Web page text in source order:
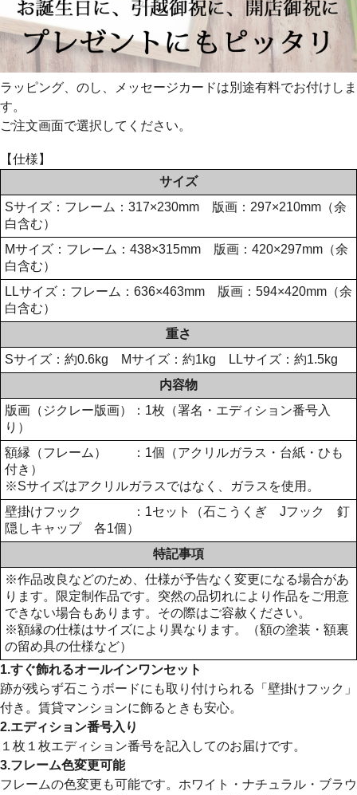
ラッピング、のし、メッセージカードは別途有料でお付けしま
す。
ご注文画面で選択してください。
【仕様】
サイズ
Sサイズ：フレーム：317×230mm 版画：297×210mm（余
白含む）
Mサイズ：フレーム：438×315mm 版画：420×297mm（余
白含む）
LLサイズ：フレーム：636×463mm 版画：594×420mm（余
白含む）
重さ
Sサイズ：約0.6kg Mサイズ：約1kg LLサイズ：約1.5kg
内容物
版画（ジクレー版画）：1枚（署名・エディション番号入
り）
額縁（フレーム） ：1個（アクリルガラス・台紙・ひも
付き）
※Sサイズはアクリルガラスではなく、ガラスを使用。
壁掛けフック ：1セット（石こうくぎ Jフック 釘
隠しキャップ 各1個）
特記事項
※作品改良などのため、仕様が予告なく変更になる場合があ
ります。限定制作品です。突然の品切れにより作品をご用意
できない場合もあります。その際はご容赦ください。
※額縁の仕様はサイズにより異なります。（額の塗装・額裏
の留め具の仕様など）
1.すぐ飾れるオールインワンセット
跡が残らず石こうボードにも取り付けられる「壁掛けフック」
付き。賃貸マンションに飾るときも安心。
2.エディション番号入り
１枚１枚エディション番号を記入してのお届けです。
3.フレーム色変更可能
フレームの色変更も可能です。ホワイト・ナチュラル・ブラウ